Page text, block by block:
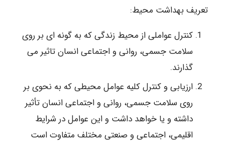
تعریف بهداشت محیط:
کنترل عواملی از محیط زندگی که به گونه ای بر روی
سلامت جسمی، روانی و اجتماعی انسان تاثیر می
گذارند.
ارزیابی و کنترل کلیه عوامل محیطی که به نحوی بر
روی سلامت جسمی، روانی و اجتماعی انسان تأثیر
داشته و یا خواهد داشت و این عوامل در شرایط
اقلیمی، اجتماعی و صنعتی مختلف متفاوت است